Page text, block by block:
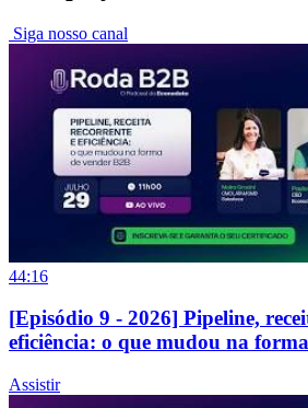
Siga nosso canal
44:16
[Episódio 9 - 2026] Pipeline,
eficiência: o que mudou na
Assistir